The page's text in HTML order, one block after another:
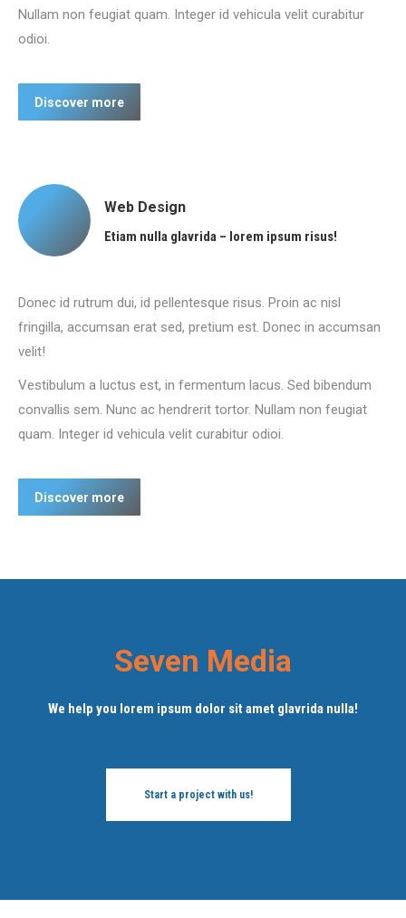
Nullam non feugiat quam. Integer id vehicula velit curabitur
odioi.
Discover more
Web Design
Etiam nulla glavrida – lorem ipsum risus!
Donec id rutrum dui, id pellentesque risus. Proin ac nisl
fringilla, accumsan erat sed, pretium est. Donec in accumsan
velit!
Vestibulum a luctus est, in fermentum lacus. Sed bibendum
convallis sem. Nunc ac hendrerit tortor. Nullam non feugiat
quam. Integer id vehicula velit curabitur odioi.
Discover more
Seven Media
We help you lorem ipsum dolor sit amet glavrida nulla!
Start a project with us!